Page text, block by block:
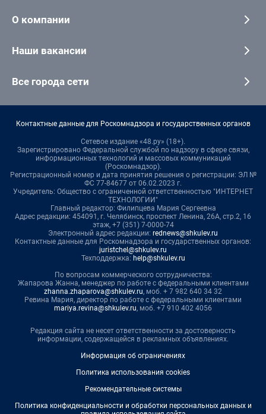
О компании
Наши вакансии
Все города сети
Контактные данные для Роскомнадзора и государственных органов
Сетевое издание «48.ру» (18+).
Зарегистрировано Федеральной службой по надзору в сфере связи,
информационных технологий и массовых коммуникаций
(Роскомнадзор).
Регистрационный номер и дата принятия решения о регистрации: ЭЛ №
ФС 77-84677 от 06.02.2023 г.
Учредитель: Общество с ограниченной ответственностью "ИНТЕРНЕТ
ТЕХНОЛОГИИ"
Главный редактор: Филипцева Мария Сергеевна
Адрес редакции: 454091, г. Челябинск, проспект Ленина, 26А, стр.2, 16
этаж, +7 (351) 7-0000-74
Электронный адрес редакции: rednews@shkulev.ru
Контактные данные для Роскомнадзора и государственных органов:
juristchel@shkulev.ru
Техподдержка: help@shkulev.ru
По вопросам коммерческого сотрудничества:
Жапарова Жанна, менеджер по работе с федеральными клиентами
zhanna.zhaparova@shkulev.ru, моб. + 7 982 640 34 32
Ревина Мария, директор по работе с федеральными клиентами
mariya.revina@shkulev.ru, моб. +7 910 402 4056
Редакция сайта не несет ответственности за достоверность
информации, содержащейся в рекламных объявлениях.
Информация об ограничениях
Политика использования cookies
Рекомендательные системы
Политика конфиденциальности и обработки персональных данных и